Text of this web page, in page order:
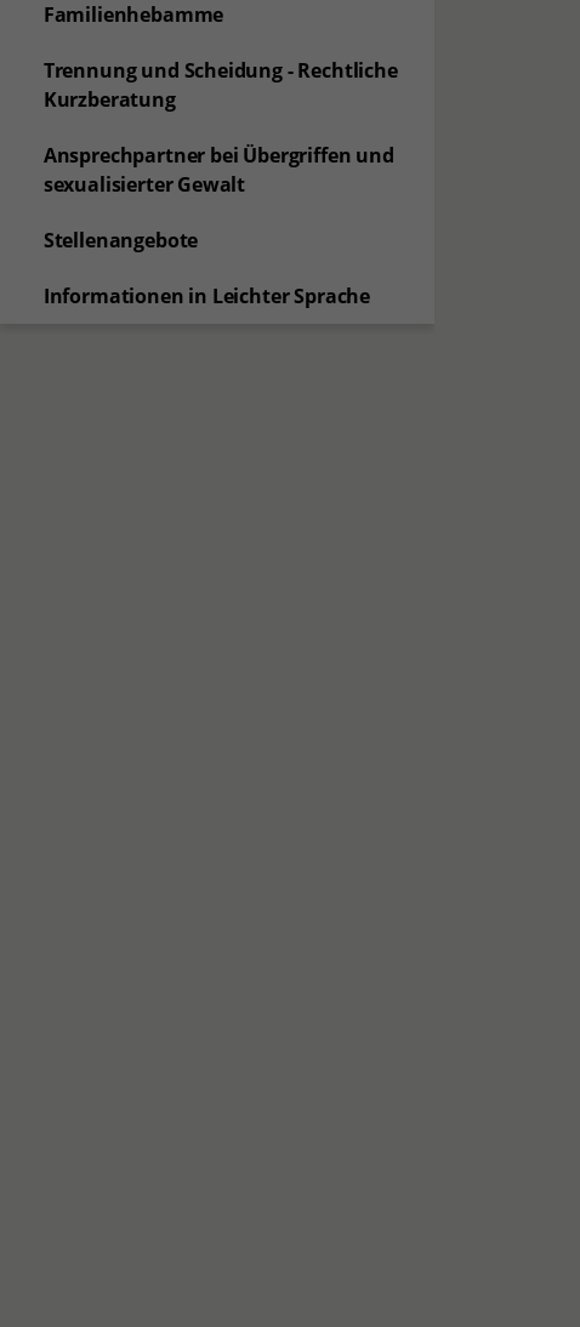
Familienhebamme
Trennung und Scheidung - Rechtliche
Kurzberatung
Ansprechpartner bei Übergriffen und
sexualisierter Gewalt
Stellenangebote
Informationen in Leichter Sprache